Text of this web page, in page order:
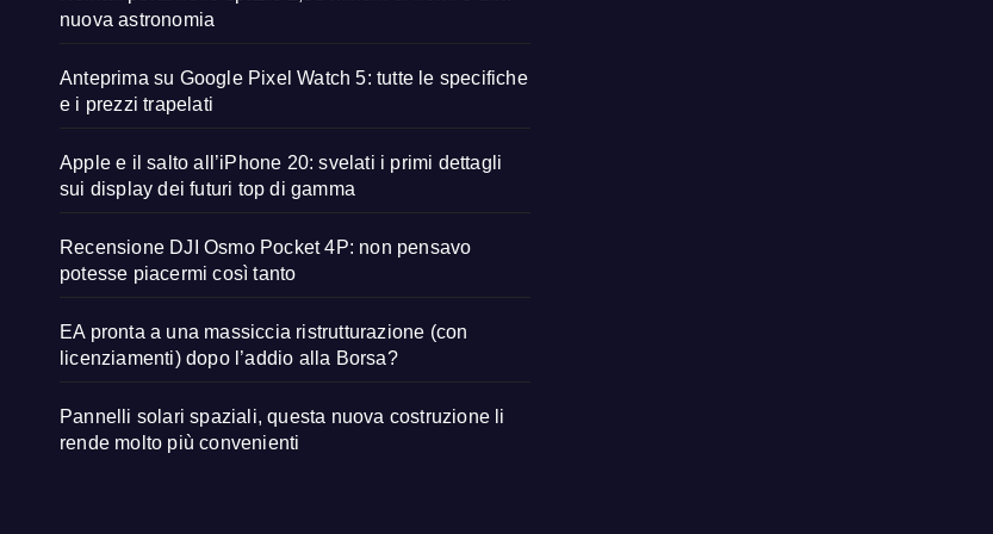
nuova astronomia
Anteprima su Google Pixel Watch 5: tutte le specifiche
e i prezzi trapelati
Apple e il salto all’iPhone 20: svelati i primi dettagli
sui display dei futuri top di gamma
Recensione DJI Osmo Pocket 4P: non pensavo
potesse piacermi così tanto
EA pronta a una massiccia ristrutturazione (con
licenziamenti) dopo l’addio alla Borsa?
Pannelli solari spaziali, questa nuova costruzione li
rende molto più convenienti